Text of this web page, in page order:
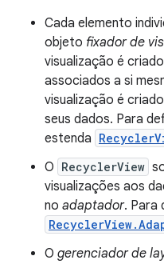
Cada elemento
objeto fixador de
visualização é
associados a si
visualização é
seus dados. Para
estenda
O RecyclerView
visualizações aos
no adaptador. Para
O gerenciador de